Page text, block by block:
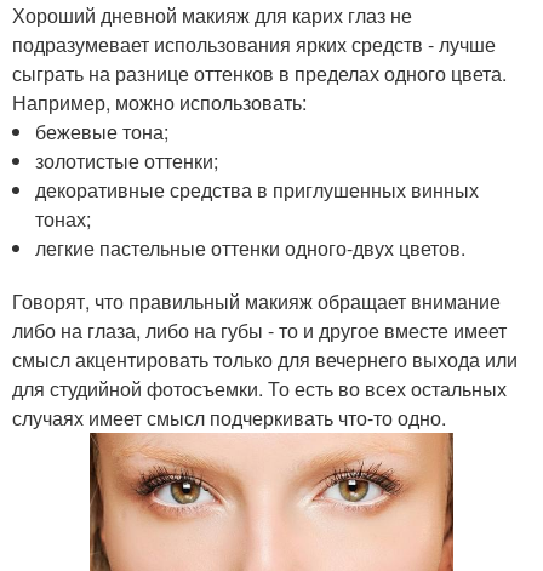
Хороший дневной макияж для карих глаз не
подразумевает использования ярких средств - лучше
сыграть на разнице оттенков в пределах одного цвета.
Например, можно использовать:
бежевые тона;
золотистые оттенки;
декоративные средства в приглушенных винных
тонах;
легкие пастельные оттенки одного-двух цветов.
Говорят, что правильный макияж обращает внимание
либо на глаза, либо на губы - то и другое вместе имеет
смысл акцентировать только для вечернего выхода или
для студийной фотосъемки. То есть во всех остальных
случаях имеет смысл подчеркивать что-то одно.